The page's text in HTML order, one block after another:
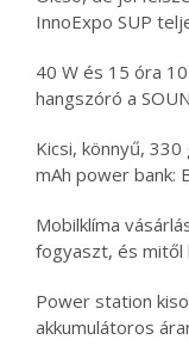
InnoExpo SUP
40 W és 15 óra
hangszóró a
Kicsi, könnyű,
mAh power bank:
Mobilklíma
fogyaszt, és mitől
Power station
akkumulátoros